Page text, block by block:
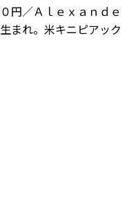
円／Ａｌｅｘａｎｄｅ
れ。米キニピアック